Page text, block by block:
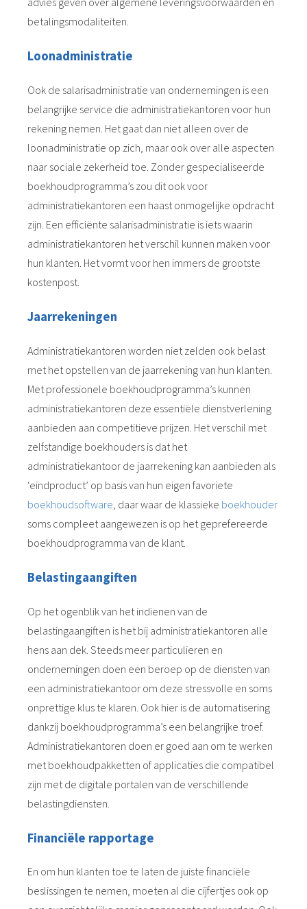
betalingsmodaliteiten.
Loonadministratie
Ook de salarisadministratie van ondernemingen is een
belangrijke service die administratiekantoren voor hun
rekening nemen. Het gaat dan niet alleen over de
loonadministratie op zich, maar ook over alle aspecten
naar sociale zekerheid toe. Zonder gespecialiseerde
boekhoudprogramma’s zou dit ook voor
administratiekantoren een haast onmogelijke opdracht
zijn. Een efficiënte salarisadministratie is iets waarin
administratiekantoren het verschil kunnen maken voor
hun klanten. Het vormt voor hen immers de grootste
kostenpost.
Jaarrekeningen
Administratiekantoren worden niet zelden ook belast
met het opstellen van de jaarrekening van hun klanten.
Met professionele boekhoudprogramma’s kunnen
administratiekantoren deze essentiële dienstverlening
aanbieden aan competitieve prijzen. Het verschil met
zelfstandige boekhouders is dat het
administratiekantoor de jaarrekening kan aanbieden als
‘eindproduct’ op basis van hun eigen favoriete
boekhoudsoftware , daar waar de klassieke boekhouder
soms compleet aangewezen is op het geprefereerde
boekhoudprogramma van de klant.
Belastingaangiften
Op het ogenblik van het indienen van de
belastingaangiften is het bij administratiekantoren alle
hens aan dek. Steeds meer particulieren en
ondernemingen doen een beroep op de diensten van
een administratiekantoor om deze stressvolle en soms
onprettige klus te klaren. Ook hier is de automatisering
dankzij boekhoudprogramma’s een belangrijke troef.
Administratiekantoren doen er goed aan om te werken
met boekhoudpakketten of applicaties die compatibel
zijn met de digitale portalen van de verschillende
belastingdiensten.
Financiële rapportage
En om hun klanten toe te laten de juiste financiële
beslissingen te nemen, moeten al die cijfertjes ook op